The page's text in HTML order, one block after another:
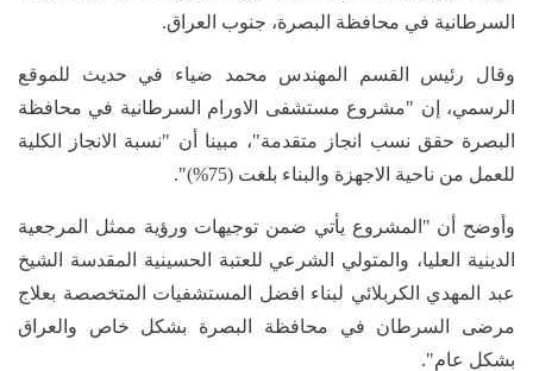
السرطانية في محافظة البصرة، جنوب العراق.
وقال رئيس القسم المهندس محمد ضياء في حديث للموقع
الرسمي، إن "مشروع مستشفى الاورام السرطانية في محافظة
البصرة حقق نسب انجاز متقدمة"، مبينا أن "نسبة الانجاز الكلية
للعمل من ناحية الاجهزة والبناء بلغت (75%)".
وأوضح أن "المشروع يأتي ضمن توجيهات ورؤية ممثل المرجعية
الدينية العليا، والمتولي الشرعي للعتبة الحسينية المقدسة الشيخ
عبد المهدي الكربلائي لبناء افضل المستشفيات المتخصصة بعلاج
مرضى السرطان في محافظة البصرة بشكل خاص والعراق
بشكل عام".